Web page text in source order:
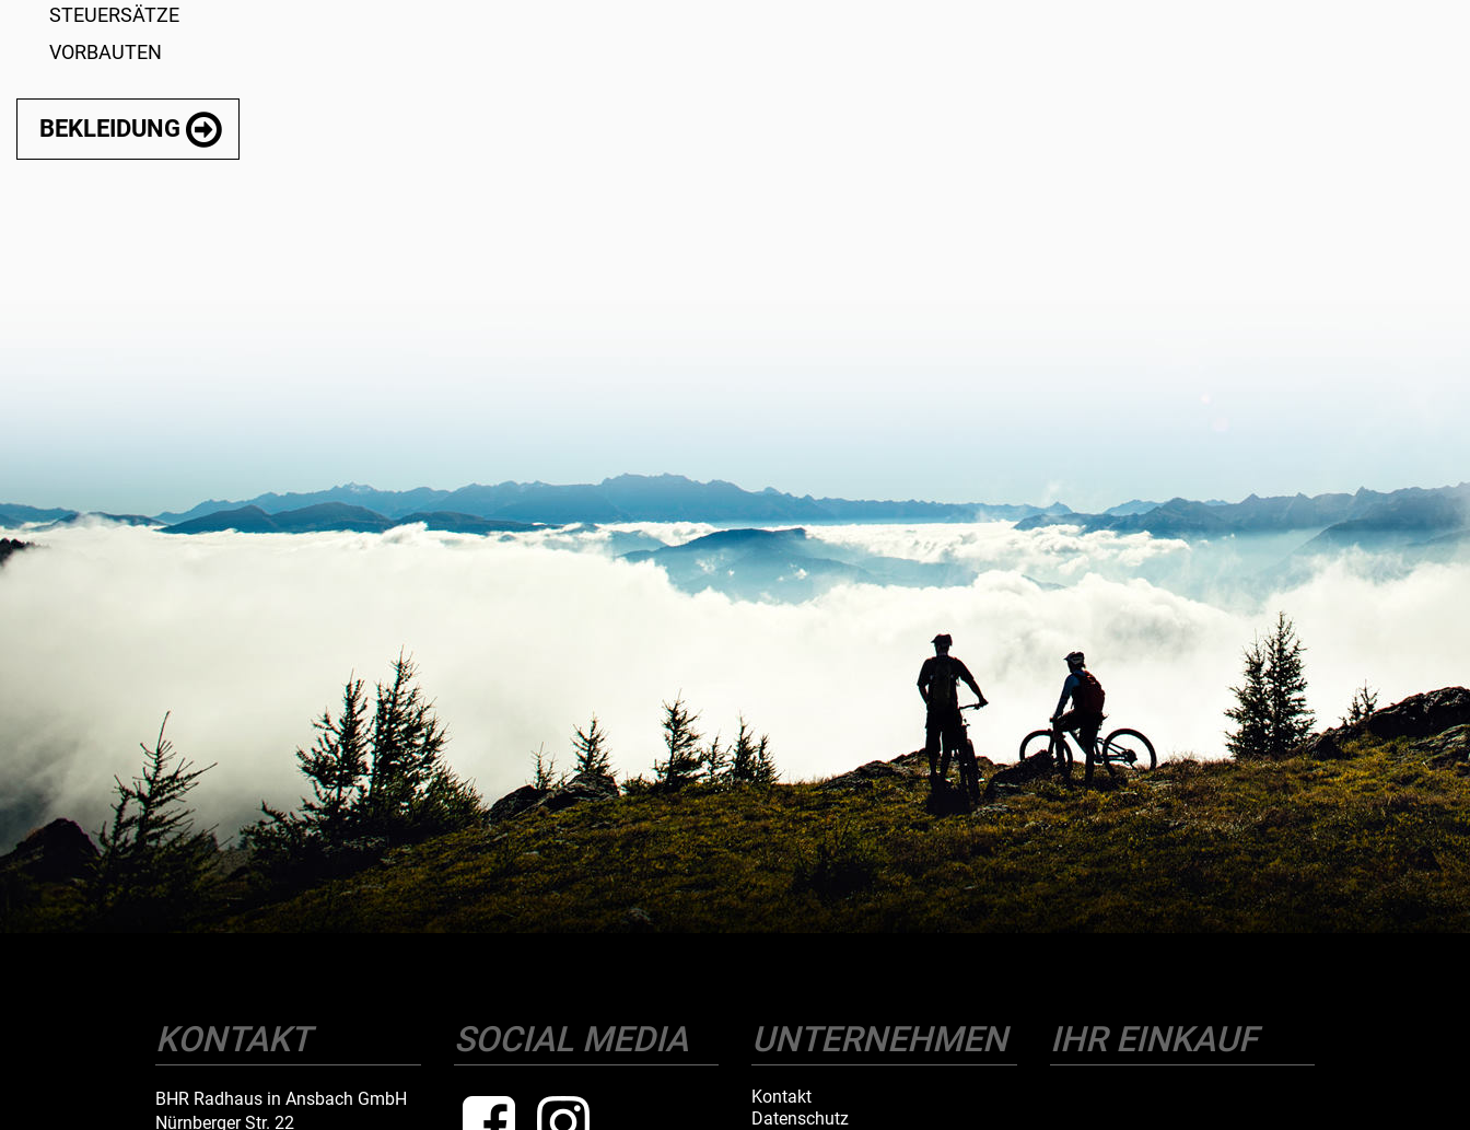
STEUERSÄTZE
VORBAUTEN
BEKLEIDUNG
KONTAKT
BHR Radhaus in Ansbach GmbH
Nürnberger Str. 22
SOCIAL MEDIA UNTERNEHMEN
Kontakt
Datenschutz
IHR EINKAUF